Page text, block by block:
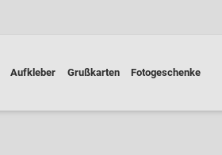
Aufkleber Grußkarten Fotogeschenke